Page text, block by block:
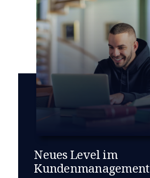
Neues Level im
Kundenmanagement